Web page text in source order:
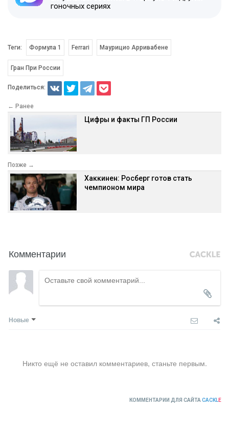
гоночных сериях
Теги: Формула 1 Ferrari Маурицио Арривабене
Гран При России
Поделиться:
← Ранее
Цифры и факты ГП России
Позже →
Хаккинен: Росберг готов стать
чемпионом мира
Комментарии
Новые
Никто ещё не оставил комментариев, станьте первым.
КОММЕНТАРИИ ДЛЯ САЙТА CACKLE